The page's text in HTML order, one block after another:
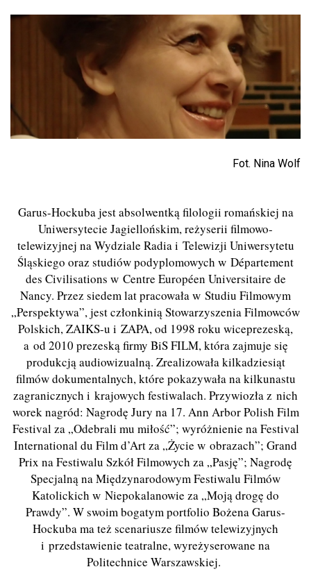
Fot. Nina Wolf
Garus-Hockuba jest absolwentką filologii romańskiej na
Uniwersytecie Jagiellońskim, reżyserii filmowo-
telewizyjnej na Wydziale Radia i Telewizji Uniwersytetu
Śląskiego oraz studiów podyplomowych w Département
des Civilisations w Centre Européen Universitaire de
Nancy. Przez siedem lat pracowała w Studiu Filmowym
„Perspektywa”, jest członkinią Stowarzyszenia Filmowców
Polskich, ZAIKS-u i ZAPA, od 1998 roku wiceprezeską,
a od 2010 prezeską firmy BiS FILM, która zajmuje się
produkcją audiowizualną. Zrealizowała kilkadziesiąt
filmów dokumentalnych, które pokazywała na kilkunastu
zagranicznych i krajowych festiwalach. Przywiozła z nich
worek nagród: Nagrodę Jury na 17. Ann Arbor Polish Film
Festival za „Odebrali mu miłość”; wyróżnienie na Festival
International du Film d’Art za „Życie w obrazach”; Grand
Prix na Festiwalu Szkół Filmowych za „Pasję”; Nagrodę
Specjalną na Międzynarodowym Festiwalu Filmów
Katolickich w Niepokalanowie za „Moją drogę do
Prawdy”. W swoim bogatym portfolio Bożena Garus-
Hockuba ma też scenariusze filmów telewizyjnych
i przedstawienie teatralne, wyreżyserowane na
Politechnice Warszawskiej.